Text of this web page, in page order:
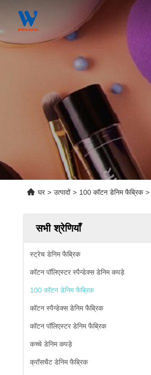
घर > उत्पादों > 100 कॉटन डेनिम फैब्रिक >
सभी श्रेणियाँ
स्ट्रेच डेनिम फैब्रिक
कॉटन पॉलिएस्टर स्पैन्डेक्स डेनिम कपड़े
100 कॉटन डेनिम फैब्रिक
कॉटन स्पैन्डेक्स डेनिम फैब्रिक
कॉटन पॉलिएस्टर डेनिम फैब्रिक
कच्चे डेनिम कपड़े
क्रॉसचैट डेनिम फैब्रिक